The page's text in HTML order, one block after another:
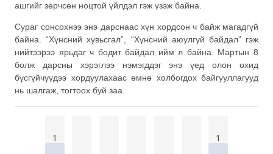
ашгийг зөрчсөн ноцтой үйлдэл гэж үзэж байна.
Сураг сонсохнээ энэ дарснаас хүн хордсон ч байж магадгүй
байна. “Хүнсний хувьсгал”, “Хүнсний аюулгүй байдал” гэж
нийтээрээ ярьдаг ч бодит байдал ийм л байна. Мартын 8
болж дарсны хэрэглээ нэмэгддэг энэ үед олон охид
бүсгүйчүүдээ хордуулахаас өмнө холбогдох байгууллагууд
нь шалгаж, тогтоох буй заа.
1 1